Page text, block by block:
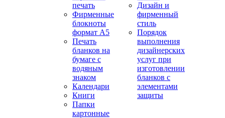
печать
Фирменные
блокноты
формат А5
Печать
бланков на
бумаге с
водяным
знаком
Календари
Книги
Папки
картонные
Дизайн и
фирменный
стиль
Порядок
выполнения
дизайнерских
услуг при
изготовлении
бланков с
элементами
защиты